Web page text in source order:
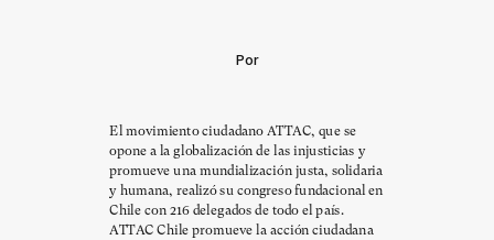
Por
El movimiento ciudadano ATTAC, que se
opone a la globalización de las injusticias y
promueve una mundialización justa, solidaria
y humana, realizó su congreso fundacional en
Chile con 216 delegados de todo el país.
ATTAC Chile promueve la acción ciudadana